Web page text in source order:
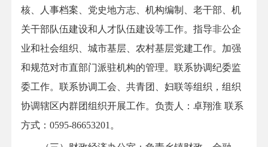
核、人事档案、党史地方志、机构编制、老干部、机
关干部队伍建设和人才队伍建设等工作。指导非公企
业和社会组织、城市基层、农村基层党建工作。加强
和规范对市直部门派驻机构的管理。联系协调纪委监
委工作。联系协调工会、共青团、妇联等组织，组织
协调辖区内群团组织开展工作。负责人： 卓翔淮 联系
方式： 0595-86653201。